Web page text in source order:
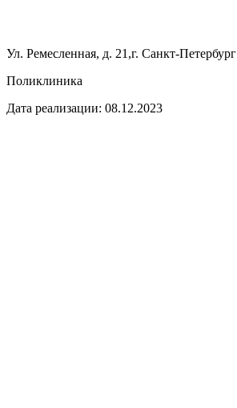
Ул. Ремесленная, д. 21,г. Санкт-Петербург
Поликлиника
Дата реализации: 08.12.2023